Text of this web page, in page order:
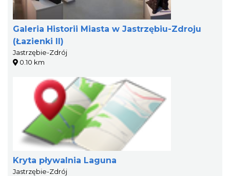
Galeria Historii Miasta w Jastrzębiu-Zdroju
(Łazienki II)
Jastrzębie-Zdrój
0.10 km
Kryta pływalnia Laguna
Jastrzębie-Zdrój